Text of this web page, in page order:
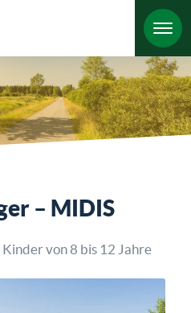
– MIDIS
von 8 bis 12 Jahre